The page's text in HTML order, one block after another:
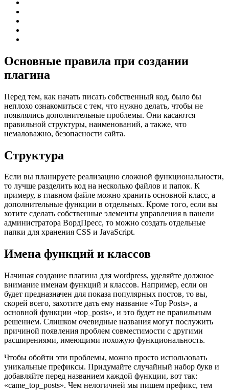
Основные правила при создании
плагина
Перед тем, как начать писать собственный код, было бы
неплохо ознакомиться с тем, что нужно делать, чтобы не
появлялись дополнительные проблемы. Они касаются
правильной структуры, наименований, а также, что
немаловажно, безопасности сайта.
Структура
Если вы планируете реализацию сложной функциональности,
то лучше разделить код на несколько файлов и папок. К
примеру, в главном файле можно хранить основной класс, а
дополнительные функции в отдельных. Кроме того, если вы
хотите сделать собственные элементы управления в панели
администратора ВордПресс, то можно создать отдельные
папки для хранения CSS и JavaScript.
Имена функций и классов
Начиная создание плагина для wordpress, уделяйте должное
внимание именам функций и классов. Например, если он
будет предназначен для показа популярных постов, то вы,
скорей всего, захотите дать ему название «Top Posts», а
основной функции «top_posts», и это будет не правильным
решением. Слишком очевидные названия могут послужить
причиной появления проблем совместимости с другими
расширениями, имеющими похожую функциональность.
Чтобы обойти эти проблемы, можно просто использовать
уникальные префиксы. Придумайте случайный набор букв и
добавляйте перед названием каждой функции, вот так:
«came_top_posts». Чем нелогичней мы пишем префикс, тем